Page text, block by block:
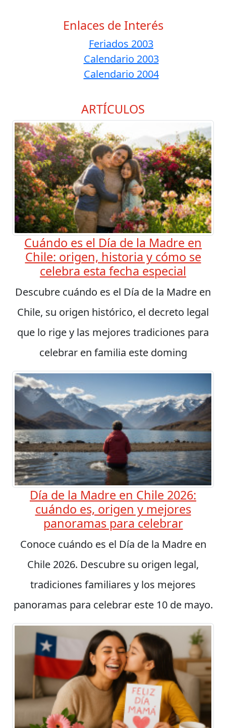
Enlaces de Interés
Feriados 2003
Calendario 2003
Calendario 2004
ARTÍCULOS
Cuándo es el Día de la Madre en
Chile: origen, historia y cómo se
celebra esta fecha especial
Descubre cuándo es el Día de la Madre en
Chile, su origen histórico, el decreto legal
que lo rige y las mejores tradiciones para
celebrar en familia este doming
Día de la Madre en Chile 2026:
cuándo es, origen y mejores
panoramas para celebrar
Conoce cuándo es el Día de la Madre en
Chile 2026. Descubre su origen legal,
tradiciones familiares y los mejores
panoramas para celebrar este 10 de mayo.